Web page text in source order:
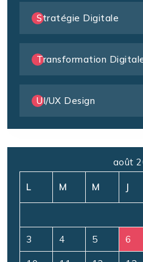
Stratégie Digitale
Transformation
UI/UX Design
août
L M M J
3 4 5 6